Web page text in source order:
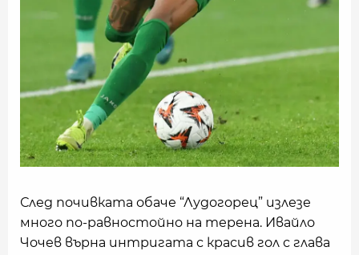
След почивката обаче “Лудогорец” излезе
много по-равностойно на терена. Ивайло
Чочев върна интригата с красив гол с глава